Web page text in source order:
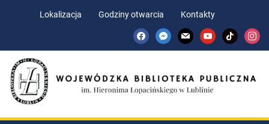
Lokalizacja Godziny otwarcia
Kontakty
facebookmessenger
mail youtubetiktok